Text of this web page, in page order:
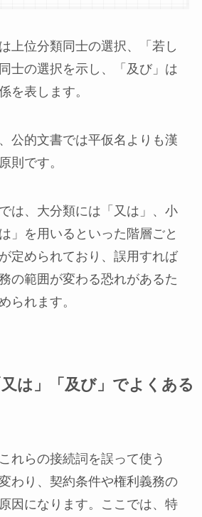
上位分類同士の選択、「若し
士の選択を示し、「及び」は
を表します。
公的文書では平仮名よりも漢
則です。
は、大分類には「又は」、小
」を用いるといった階層ごと
定められており、誤用すれば
の範囲が変わる恐れがあるた
られます。
又は」「及び」でよくある
れらの接続詞を誤って使う
わり、契約条件や権利義務の
因になります。ここでは、特